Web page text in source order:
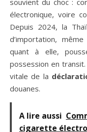
électronique, voire
Depuis 2024, la
d’importation,
quant à elle,
possession en transit.
vitale de la
douanes.
A lire aussi
cigarette